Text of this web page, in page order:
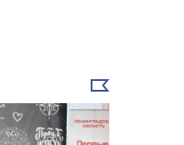
Выбрать
новость